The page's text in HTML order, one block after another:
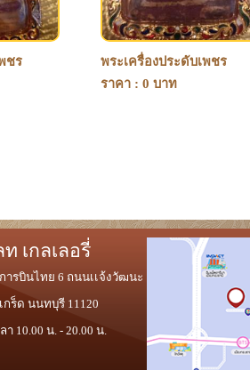
ชร
พระเครื่องประดับเพชร
ราคา : 0 บาท
เกลเลอรี่
รบินไทย 6 ถนนเเจ้งวัฒนะ
กร็ด นนทบุรี 11120
10.00 น. - 20.00 น.